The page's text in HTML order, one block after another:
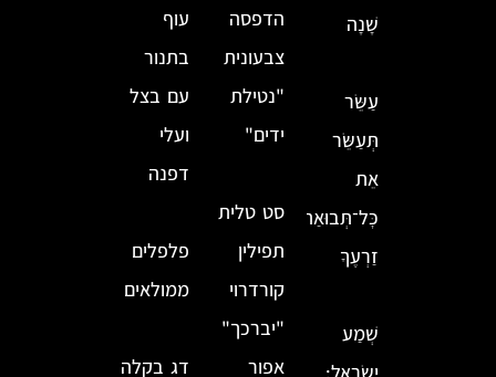
שָׁנָה
עַשֵּׂר
תְּעַשֵּׂר
אֵת
כׇּל־תְּבוּאַת
זַרְעֶךָ
שְׁמַע
הדפסה
צבעונית
"נטילת
ידים"
סט טלית
תפילין
קורדרוי
"יברכך"
אפור
עוף
בתנור
עם בצל
ועלי
דפנה
פלפלים
ממולאים
דג בקלה